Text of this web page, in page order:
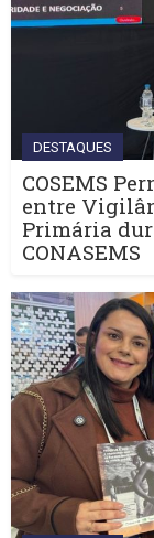
DESTAQUES
COSEMS
entre
Primária
CONASEMS